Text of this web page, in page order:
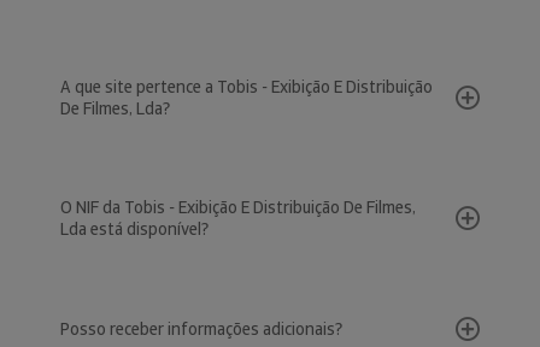
A que site pertence a Tobis - Exibição E Distribuição
De Filmes, Lda?
O NIF da Tobis - Exibição E Distribuição De Filmes,
Lda está disponível?
Posso receber informações adicionais?